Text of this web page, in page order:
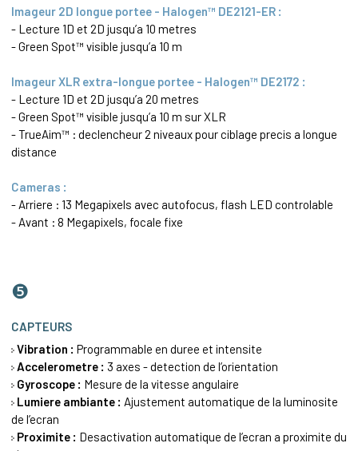
Imageur 2D longue portee - Halogen™ DE2121-ER :
- Lecture 1D et 2D jusqu’a 10 metres
- Green Spot™ visible jusqu’a 10 m
Imageur XLR extra-longue portee - Halogen™ DE2172 :
- Lecture 1D et 2D jusqu’a 20 metres
- Green Spot™ visible jusqu’a 10 m sur XLR
- TrueAim™ : declencheur 2 niveaux pour ciblage precis a longue
distance
Cameras :
- Arriere : 13 Megapixels avec autofocus, flash LED controlable
- Avant : 8 Megapixels, focale fixe
❺
CAPTEURS
Vibration : Programmable en duree et intensite
Accelerometre : 3 axes - detection de l’orientation
Gyroscope : Mesure de la vitesse angulaire
Lumiere ambiante : Ajustement automatique de la luminosite
de l’ecran
Proximite : Desactivation automatique de l’ecran a proximite du